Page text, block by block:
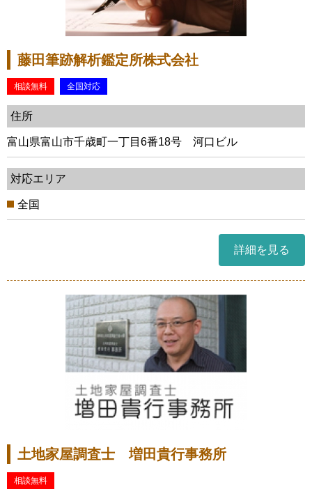
藤田筆跡解析鑑定所株式会社
相談無料 全国対応
住所
富山県富山市千歳町一丁目6番18号 河口ビル
対応エリア
全国
詳細を見る
土地家屋調査士 増田貴行事務所
相談無料